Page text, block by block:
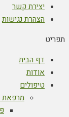
יצירת קשר
הצהרת נגישות
תפריט
דף הבית
אודות
טיפולים
מרפאת